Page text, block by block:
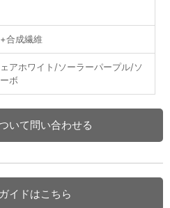
合成繊維
アホワイト/ソーラーパープル/ソ
ボ
いて問い合わせる
イドはこちら